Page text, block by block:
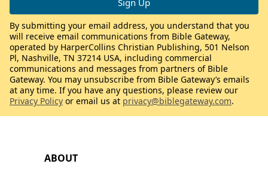
ABOUT
By submitting your email address, you understand that you
will receive email communications from Bible Gateway,
operated by HarperCollins Christian Publishing, 501 Nelson
Pl, Nashville, TN 37214 USA, including commercial
communications and messages from partners of Bible
Gateway. You may unsubscribe from Bible Gateway’s emails
at any time. If you have any questions, please review our
Privacy Policy or email us at privacy@biblegateway.com.